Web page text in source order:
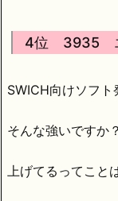
4位 3935
SWICH向けソフト
そんな強いですか？
上げてるってこと